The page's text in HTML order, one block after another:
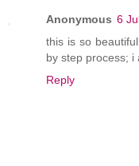
Anonymous 6
this is so
by step process; i
Reply